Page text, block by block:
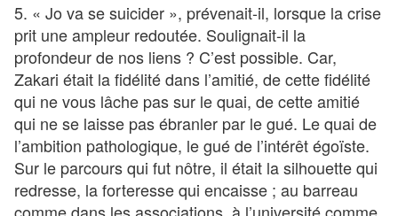
5. « Jo va se suicider », prévenait-il, lorsque la crise
prit une ampleur redoutée. Soulignait-il la
profondeur de nos liens ? C’est possible. Car,
Zakari était la fidélité dans l’amitié, de cette fidélité
qui ne vous lâche pas sur le quai, de cette amitié
qui ne se laisse pas ébranler par le gué. Le quai de
l’ambition pathologique, le gué de l’intérêt égoïste.
Sur le parcours qui fut nôtre, il était la silhouette qui
redresse, la forteresse qui encaisse ; au barreau